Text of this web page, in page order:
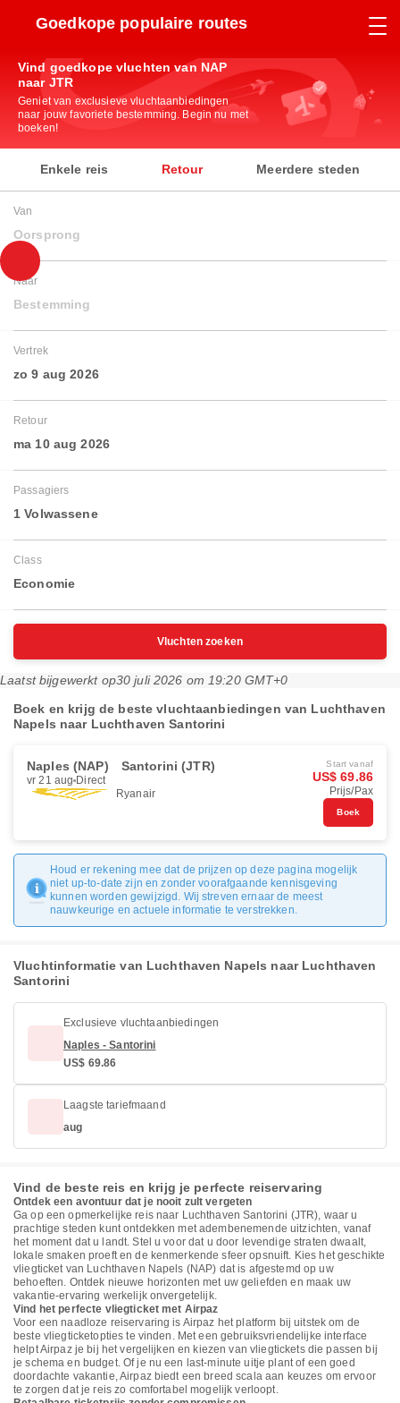
Goedkope populaire routes
Vind goedkope vluchten van NAP
naar JTR
Geniet van exclusieve vluchtaanbiedingen
naar jouw favoriete bestemming. Begin nu met
boeken!
Enkele reis Retour Meerdere steden
Van
Oorsprong
Naar
Bestemming
Vertrek
zo 9 aug 2026
Retour
ma 10 aug 2026
Passagiers
1 Volwassene
Class
Economie
Vluchten zoeken
Laatst bijgewerkt op30 juli 2026 om 19:20 GMT+0
Boek en krijg de beste vluchtaanbiedingen van Luchthaven
Napels naar Luchthaven Santorini
Naples (NAP) Santorini (JTR)
vr 21 aug Direct
Ryanair
Start vanaf
US$ 69.86
Prijs/Pax
Boek
Houd er rekening mee dat de prijzen op deze pagina mogelijk
niet up-to-date zijn en zonder voorafgaande kennisgeving
kunnen worden gewijzigd. Wij streven ernaar de meest
nauwkeurige en actuele informatie te verstrekken.
Vluchtinformatie van Luchthaven Napels naar Luchthaven
Santorini
Exclusieve vluchtaanbiedingen
Naples - Santorini
US$ 69.86
Laagste tariefmaand
aug
Vind de beste reis en krijg je perfecte reiservaring
Ontdek een avontuur dat je nooit zult vergeten
Ga op een opmerkelijke reis naar Luchthaven Santorini (JTR), waar u
prachtige steden kunt ontdekken met adembenemende uitzichten, vanaf
het moment dat u landt. Stel u voor dat u door levendige straten dwaalt,
lokale smaken proeft en de kenmerkende sfeer opsnuift. Kies het geschikte
vliegticket van Luchthaven Napels (NAP) dat is afgestemd op uw
behoeften. Ontdek nieuwe horizonten met uw geliefden en maak uw
vakantie-ervaring werkelijk onvergetelijk.
Vind het perfecte vliegticket met Airpaz
Voor een naadloze reiservaring is Airpaz het platform bij uitstek om de
beste vliegticketopties te vinden. Met een gebruiksvriendelijke interface
helpt Airpaz je bij het vergelijken en kiezen van vliegtickets die passen bij
je schema en budget. Of je nu een last-minute uitje plant of een goed
doordachte vakantie, Airpaz biedt een breed scala aan keuzes om ervoor
te zorgen dat je reis zo comfortabel mogelijk verloopt.